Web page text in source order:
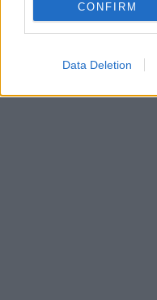
CONFIRM
Data Deletion